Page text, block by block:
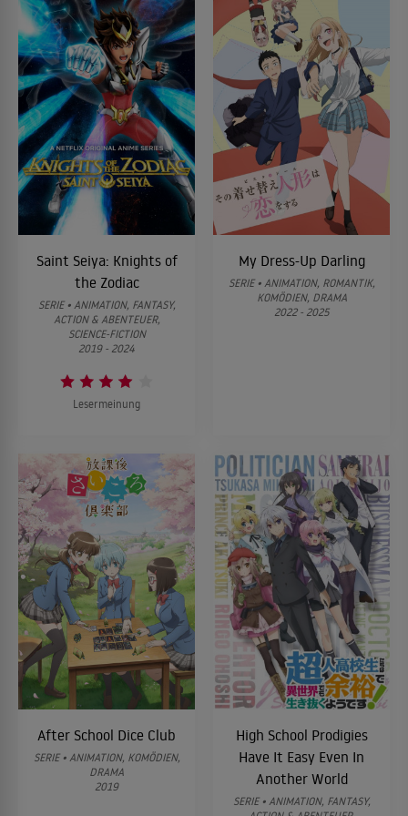
ALLES ZEIGEN ↓
Saint Seiya: Knights of
the Zodiac
SERIE • ANIMATION, FANTASY,
ACTION & ABENTEUER,
SCIENCE-FICTION
2019 - 2024
Lesermeinung
My Dress-Up Darling
SERIE • ANIMATION, ROMANTIK,
KOMÖDIEN, DRAMA
2022 - 2025
After School Dice Club
SERIE • ANIMATION, KOMÖDIEN,
DRAMA
2019
High School Prodigies
Have It Easy Even In
Another World
SERIE • ANIMATION, FANTASY,